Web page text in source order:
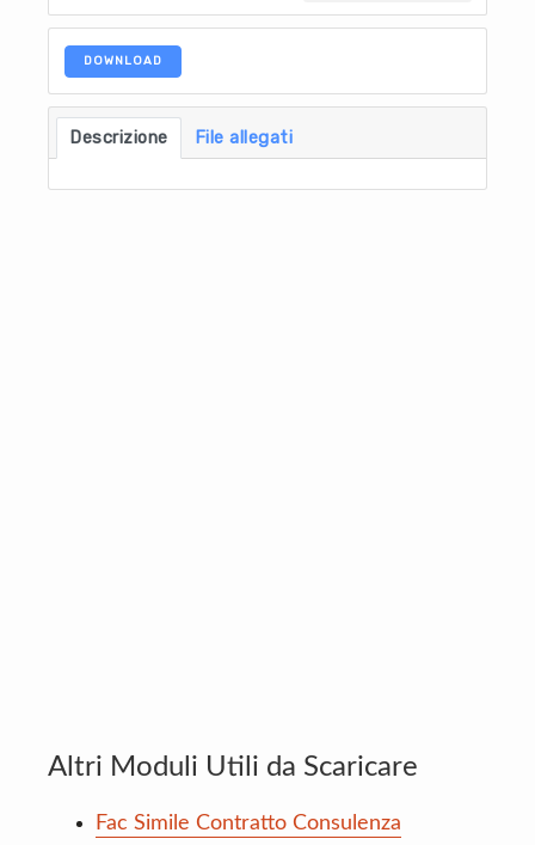
DOWNLOAD
Descrizione File allegati
Altri Moduli Utili da Scaricare
Fac Simile Contratto Consulenza